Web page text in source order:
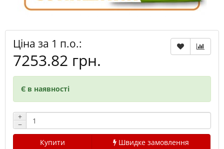
Ціна за 1 п.о.:
7253.82 грн.
Є в наявності
+
−
Купити
Швидке замовлення